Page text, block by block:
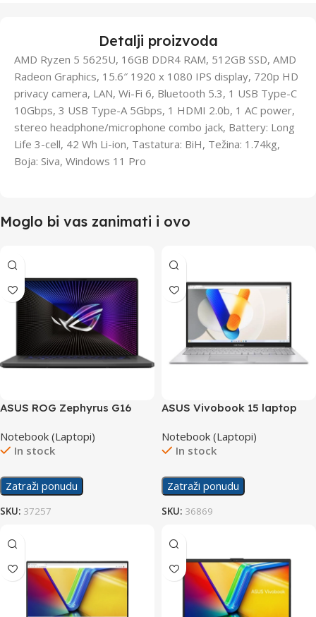
Detalji proizvoda
AMD Ryzen 5 5625U, 16GB DDR4 RAM, 512GB SSD, AMD
Radeon Graphics, 15.6″ 1920 x 1080 IPS display, 720p HD
privacy camera, LAN, Wi-Fi 6, Bluetooth 5.3, 1 USB Type-C
10Gbps, 3 USB Type-A 5Gbps, 1 HDMI 2.0b, 1 AC power,
stereo headphone/microphone combo jack, Battery: Long
Life 3-cell, 42 Wh Li-ion, Tastatura: BiH, Težina: 1.74kg,
Boja: Siva, Windows 11 Pro
Moglo bi vas zanimati i ovo
ASUS ROG Zephyrus G16
Notebook (Laptopi)
In stock
Zatraži ponudu
SKU: 37257
ASUS Vivobook 15 laptop
Notebook (Laptopi)
In stock
Zatraži ponudu
SKU: 36869